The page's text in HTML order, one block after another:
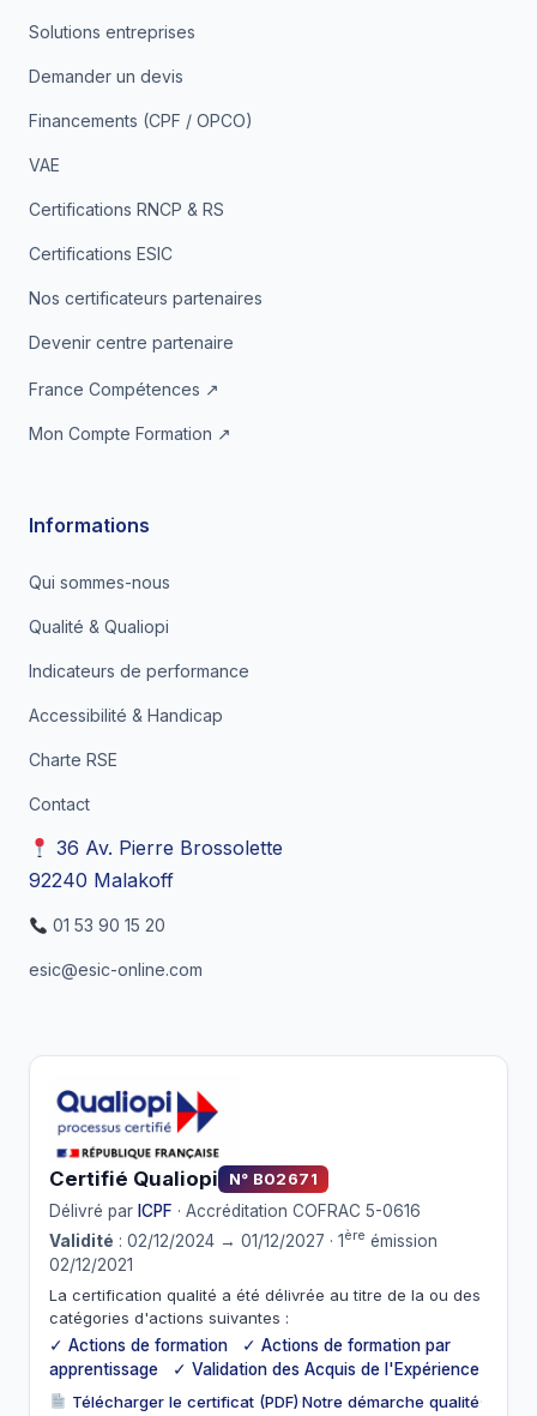
Solutions entreprises
Demander un devis
Financements (CPF / OPCO)
VAE
Certifications RNCP & RS
Certifications ESIC
Nos certificateurs partenaires
Devenir centre partenaire
France Compétences ↗
Mon Compte Formation ↗
Informations
Qui sommes-nous
Qualité & Qualiopi
Indicateurs de performance
Accessibilité & Handicap
Charte RSE
Contact
36 Av. Pierre Brossolette
92240 Malakoff
01 53 90 15 20
esic@esic-online.com
Certifié Qualiopi
N° B02671
Délivré par ICPF · Accréditation COFRAC 5-0616
Validité : 02/12/2024 → 01/12/2027 · 1ère émission
02/12/2021
La certification qualité a été délivrée au titre de la ou des
catégories d'actions suivantes :
✓ Actions de formation ✓ Actions de formation par
apprentissage ✓ Validation des Acquis de l'Expérience
Télécharger le certificat (PDF)·Notre démarche qualité·